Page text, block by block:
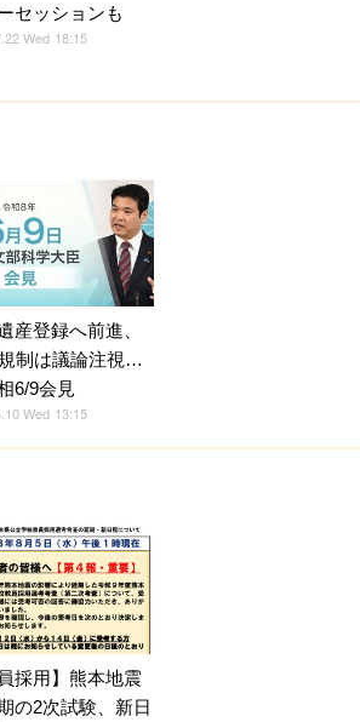
セッションも
Wed 18:15
産登録へ前進、
制は議論注視…
6/9会見
Wed 13:15
員採用】熊本地震
の2次試験、新日